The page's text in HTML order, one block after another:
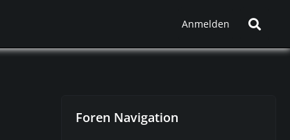
Anmelden
Foren Navigation